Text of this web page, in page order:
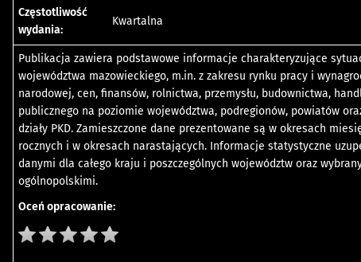
Częstotliwość
wydania:
Kwartalna
Publikacja zawiera podstawowe informacje charakteryzujące
województwa mazowieckiego, m.in. z zakresu rynku pracy i
narodowej, cen, finansów, rolnictwa, przemysłu, budownictwa,
publicznego na poziomie województwa, podregionów, powiatów
działy PKD. Zamieszczone dane prezentowane są w okresach
rocznych i w okresach narastających. Informacje statystyczne
danymi dla całego kraju i poszczególnych województw oraz
ogólnopolskimi.
Oceń opracowanie: